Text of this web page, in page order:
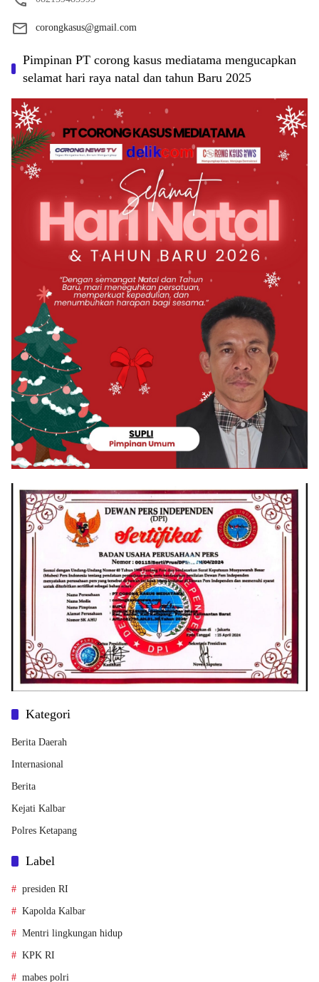
corongkasus@gmail.com
Pimpinan PT corong kasus mediatama mengucapkan
selamat hari raya natal dan tahun Baru 2025
Kategori
Berita Daerah
Internasional
Berita
Kejati Kalbar
Polres Ketapang
Label
presiden RI
Kapolda Kalbar
Mentri lingkungan hidup
KPK RI
mabes polri